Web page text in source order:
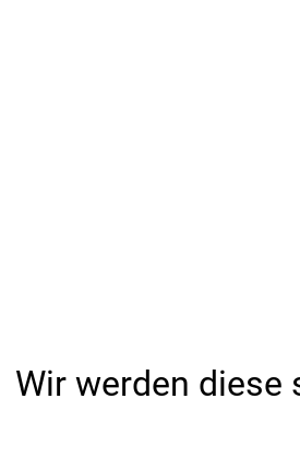
Wir werden